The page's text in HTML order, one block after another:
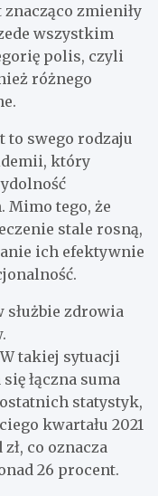
zmieniły
wszystkim
polis, czyli
różnego
to swego rodzaju
który
Mimo tego, że
stale rosną,
ich efektywnie
służbie zdrowia
takiej sytuacji
łączna suma
statystyk,
kwartału 2021
co oznacza
26 procent.